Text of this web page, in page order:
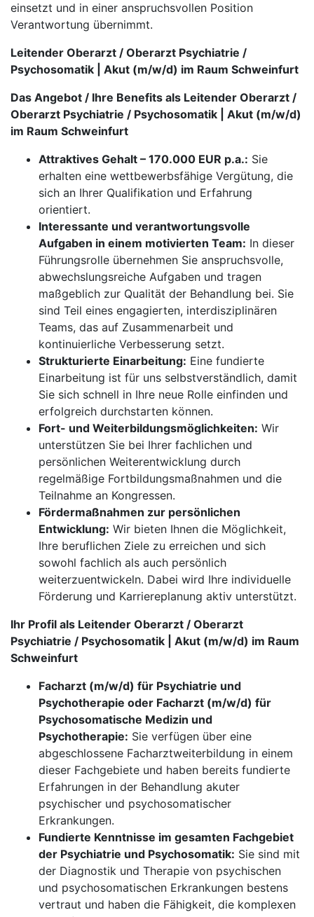
einsetzt und in einer anspruchsvollen Position
Verantwortung übernimmt.
Leitender Oberarzt / Oberarzt Psychiatrie /
Psychosomatik | Akut (m/w/d) im Raum Schweinfurt
Das Angebot / Ihre Benefits als Leitender Oberarzt /
Oberarzt Psychiatrie / Psychosomatik | Akut (m/w/d)
im Raum Schweinfurt
Attraktives Gehalt – 170.000 EUR p.a.: Sie
erhalten eine wettbewerbsfähige Vergütung, die
sich an Ihrer Qualifikation und Erfahrung
orientiert.
Interessante und verantwortungsvolle
Aufgaben in einem motivierten Team: In dieser
Führungsrolle übernehmen Sie anspruchsvolle,
abwechslungsreiche Aufgaben und tragen
maßgeblich zur Qualität der Behandlung bei. Sie
sind Teil eines engagierten, interdisziplinären
Teams, das auf Zusammenarbeit und
kontinuierliche Verbesserung setzt.
Strukturierte Einarbeitung: Eine fundierte
Einarbeitung ist für uns selbstverständlich, damit
Sie sich schnell in Ihre neue Rolle einfinden und
erfolgreich durchstarten können.
Fort- und Weiterbildungsmöglichkeiten: Wir
unterstützen Sie bei Ihrer fachlichen und
persönlichen Weiterentwicklung durch
regelmäßige Fortbildungsmaßnahmen und die
Teilnahme an Kongressen.
Fördermaßnahmen zur persönlichen
Entwicklung: Wir bieten Ihnen die Möglichkeit,
Ihre beruflichen Ziele zu erreichen und sich
sowohl fachlich als auch persönlich
weiterzuentwickeln. Dabei wird Ihre individuelle
Förderung und Karriereplanung aktiv unterstützt.
Ihr Profil als Leitender Oberarzt / Oberarzt
Psychiatrie / Psychosomatik | Akut (m/w/d) im Raum
Schweinfurt
Facharzt (m/w/d) für Psychiatrie und
Psychotherapie oder Facharzt (m/w/d) für
Psychosomatische Medizin und
Psychotherapie: Sie verfügen über eine
abgeschlossene Facharztweiterbildung in einem
dieser Fachgebiete und haben bereits fundierte
Erfahrungen in der Behandlung akuter
psychischer und psychosomatischer
Erkrankungen.
Fundierte Kenntnisse im gesamten Fachgebiet
der Psychiatrie und Psychosomatik: Sie sind mit
der Diagnostik und Therapie von psychischen
und psychosomatischen Erkrankungen bestens
vertraut und haben die Fähigkeit, die komplexen